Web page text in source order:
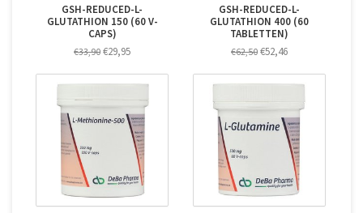
GSH-REDUCED-L-
GLUTATHION 150 (60 V-
CAPS)
€33,90 €29,95
GSH-REDUCED-L-
GLUTATHION 400 (60
TABLETTEN)
€62,50 €52,46